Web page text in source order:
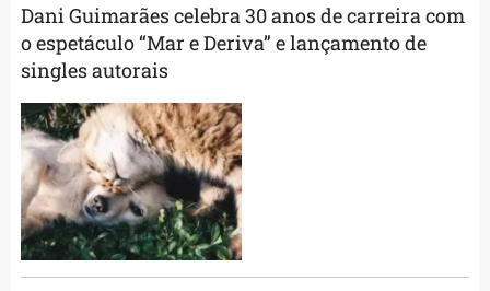
Dani Guimarães celebra 30 anos de carreira com
o espetáculo “Mar e Deriva” e lançamento de
singles autorais